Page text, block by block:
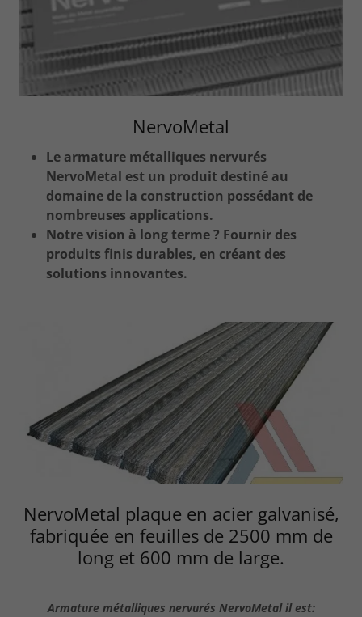
NervoMetal
Le armature métalliques nervurés
NervoMetal est un produit destiné au
domaine de la construction possédant de
nombreuses applications.
Notre vision à long terme ? Fournir des
produits finis durables, en créant des
solutions innovantes.
NervoMetal plaque en acier galvanisé,
fabriquée en feuilles de 2500 mm de
long et 600 mm de large.
Armature métalliques nervurés NervoMetal il est: